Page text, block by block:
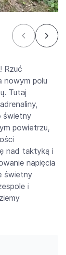
Rzuć
nowym polu
Tutaj
świetny
powietrzu,
nad taktyką i
napięcia
świetny
i